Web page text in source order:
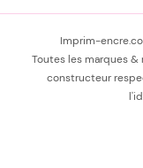
Imprim-
Toutes les marques
constructeur